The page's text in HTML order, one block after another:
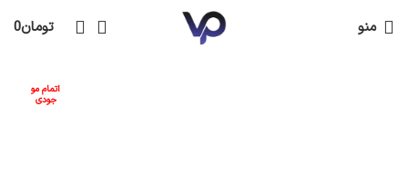
منو تومان0
اتمام مو
جودی